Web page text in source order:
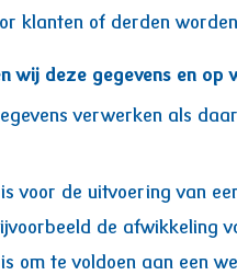
klanten of derden
wij deze gegevens en op
verwerken als
voor de uitvoering van
de afwikkeling
om te voldoen aan een